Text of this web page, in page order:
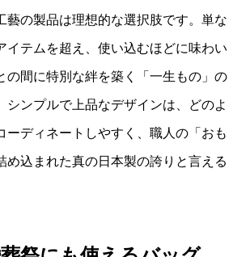
藝の製品は理想的な選択肢です。単な
イテムを超え、使い込むほどに味わい
の間に特別な絆を築く「一生もの」の
シンプルで上品なデザインは、どのよ
ーディネートしやすく、職人の「おも
め込まれた真の日本製の誇りと言える